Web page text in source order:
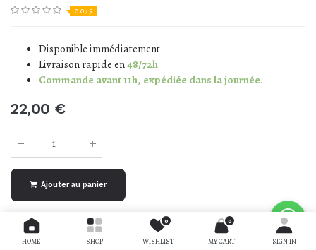
HOME SHOP WISHLIST
0
MY CART
0
SIGN IN
0.0 / 5
Disponible immédiatement
Livraison rapide en48/72h
Commande avant 11h, expédiée dans la journée.
22,00 €
Ajouter au panier
AJOUTER À LA LISTE DE SOUHAITS